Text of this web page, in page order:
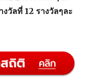
งวัลที่ 12 รางวัลๆละ